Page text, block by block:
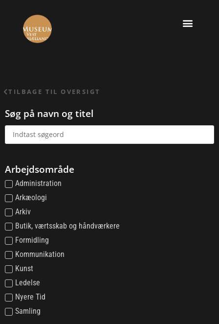
TILBAGE TIL OVERSIGT
Søg på navn og titel
Arbejdsområde
Administration
Arkæologi
Arkiv
Butik, værtsskab og håndværkere
Formidling
Kommunikation
Kunst
Ledelse
Nyere Tid
Samling